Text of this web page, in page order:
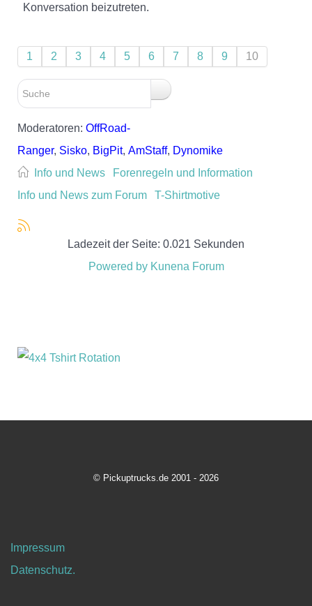
Konversation beizutreten.
1 2 3 4 5 6 7 8 9 10
Moderatoren: OffRoad-
Ranger, Sisko, BigPit, AmStaff, Dynomike
Info und News
Forenregeln und Information
Info und News zum Forum
T-Shirtmotive
Ladezeit der Seite: 0.021 Sekunden
Powered by Kunena Forum
© Pickuptrucks.de 2001 - 2026
Impressum
Datenschutz.